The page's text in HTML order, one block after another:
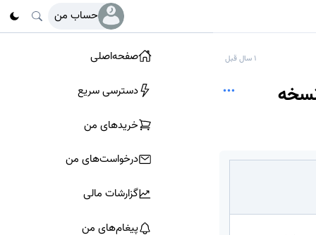
حساب من
1 سال قبل
زبان قرآن (3) - دوازدهم 1403 - 1404 (نسخه
صفحه‌اصلی
دسترسی سریع
خرید‌های من
درخواست‌های من
گزارشات مالی
پیغام‌های من